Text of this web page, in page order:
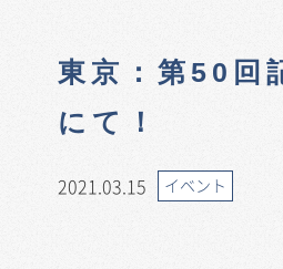
東京：第50回
にて！
2021.03.15 イベント